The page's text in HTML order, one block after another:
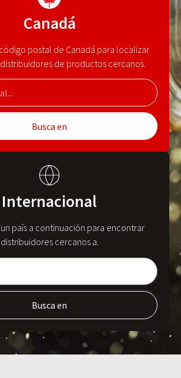
Canadá
postal de Canadá para localizar
de productos cercanos.
Busca en
Internacional
país a continuación para encontrar
distribuidores cercanos a.
Busca en